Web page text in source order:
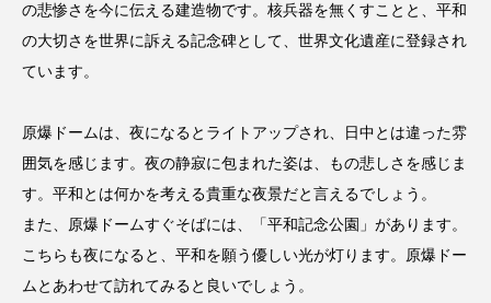
の悲惨さを今に伝える建造物です。核兵器を無くすことと、平和
の大切さを世界に訴える記念碑として、世界文化遺産に登録され
ています。
原爆ドームは、夜になるとライトアップされ、日中とは違った雰
囲気を感じます。夜の静寂に包まれた姿は、もの悲しさを感じま
す。平和とは何かを考える貴重な夜景だと言えるでしょう。
また、原爆ドームすぐそばには、「平和記念公園」があります。
こちらも夜になると、平和を願う優しい光が灯ります。原爆ドー
ムとあわせて訪れてみると良いでしょう。